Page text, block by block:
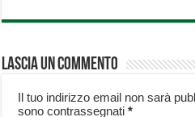
Lascia un commento
Il tuo indirizzo email non sarà
sono contrassegnati*